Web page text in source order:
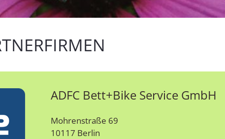
ADFC Bett+Bike Service GmbH
Mohrenstraße 69
10117 Berlin